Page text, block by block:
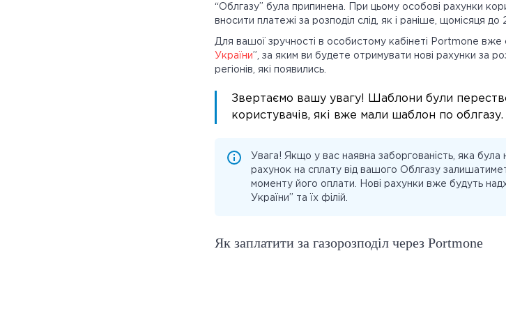
“Облгазу” була припинена. При цьому особові рахунки
вносити платежі за розподіл слід, як і раніше, щомісяця до
Для вашої зручності в особистому кабінеті Portmone вже
України”, за яким ви будете отримувати нові рахунки за
регіонів, які появились.
Звертаємо вашу увагу! Шаблони були
користувачів, які вже мали шаблон по облгазу.
Увага! Якщо у вас наявна заборгованість, яка
рахунок на сплату від вашого Облгазу
моменту його оплати. Нові рахунки вже будуть
України” та їх філій.
Як заплатити за газорозподіл через Portmone